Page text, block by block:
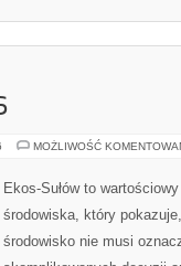
MOŻLIWOŚĆ
Ekos-Sułów to
środowiska, który
środowisko nie musi